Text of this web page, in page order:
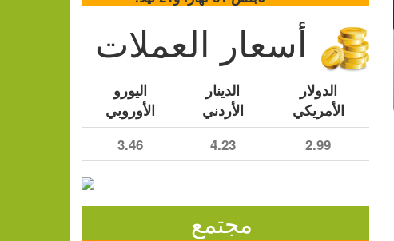
أسعار العملات
الدولار
الأمريكي
الدينار
الأردني
اليورو
الأوروبي
2.99
4.23
3.46
مجتمع